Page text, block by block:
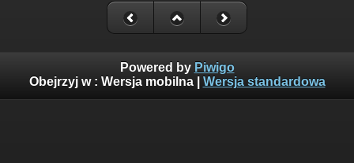
Powered by Piwigo
Obejrzyj w : Wersja mobilna| Wersja standardowa